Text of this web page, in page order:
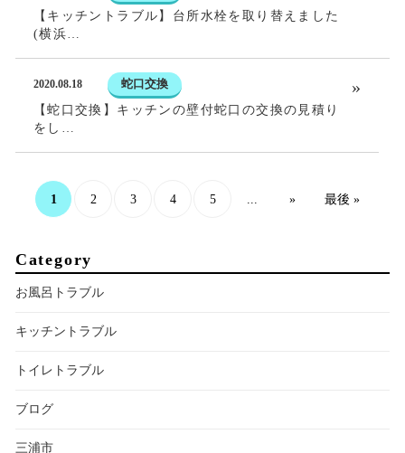
【キッチントラブル】台所水栓を取り替えました
(横浜…
2020.08.18
蛇口交換
【蛇口交換】キッチンの壁付蛇口の交換の見積り
をし…
1 2 3 4 5 ... » 最後 »
Category
お風呂トラブル
キッチントラブル
トイレトラブル
ブログ
三浦市